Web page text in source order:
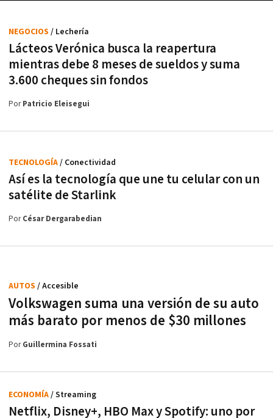
Lácteos Verónica busca la reapertura
mientras debe 8 meses de sueldos y suma
3.600 cheques sin fondos
NEGOCIOS / Lechería
PorPatricio Eleisegui
Así es la tecnología que une tu celular con un
satélite de Starlink
TECNOLOGÍA/ Conectividad
PorCésar Dergarabedian
Volkswagen suma una versión de su auto
más barato por menos de $30 millones
AUTOS / Accesible
PorGuillermina Fossati
Netflix, Disney+, HBO Max y Spotify: uno por
ECONOMÍA/ Streaming